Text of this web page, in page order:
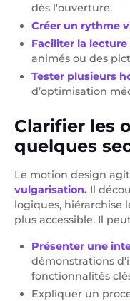
dès l'ouverture.
Créer un rythme
Faciliter la
animés ou des
Tester plusieurs
d’optimisation
Clarifier les
quelques
Le motion design
vulgarisation. Il
logiques, hiérarchise
plus accessible. Il
Présenter une
démonstrations
fonctionnalités
Expliquer un